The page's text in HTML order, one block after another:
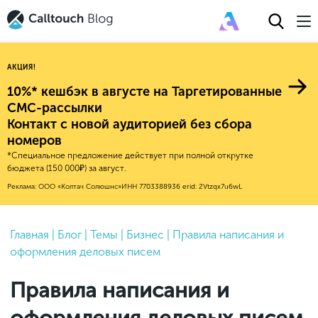
Авторитейл
Финансы
Е-коммерс
Недвижимость
HoReCa
Бьюти
Услуги
2025
2024
2022
2021
2020
2019
Новые продукты
Эксплейнеры
Обновления продуктов Calltouch
Обучение работы с инструментами
Calltouch
Индекс здоровья российского
Mental Health
Привлечение
Конверсия
Аналитика
Финансы и бухгалтерия
Callday
MeetUp
АКЦИЯ!
10%* кешбэк в августе на Таргетированные
СМС-рассылки
Контакт с новой аудиторией без сбора
номеров
*Специальное предложение действует при полной открутке
бюджета (150 000₽) за август.
Реклама: ООО «Колтач Солюшнс»ИНН 7703388936 erid: 2Vtzqx7u6wL
Главная Блог Темы Бизнес
Правила написания и
оформления деловых писем
Правила написания и